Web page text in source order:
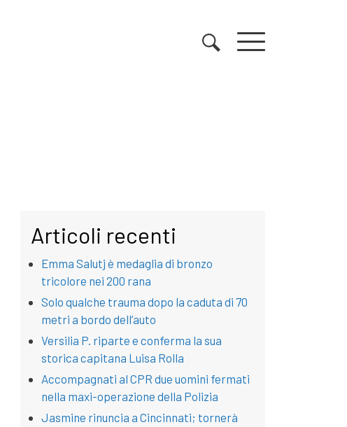
Articoli recenti
Emma Salutj è medaglia di bronzo
tricolore nei 200 rana
Solo qualche trauma dopo la caduta di 70
metri a bordo dell’auto
Versilia P. riparte e conferma la sua
storica capitana Luisa Rolla
Accompagnati al CPR due uomini fermati
nella maxi-operazione della Polizia
Jasmine rinuncia a Cincinnati; tornerà